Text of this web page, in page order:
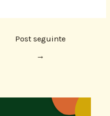
Post seguinte
→